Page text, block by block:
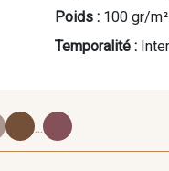
Poids : 100 gr/
Temporalité :
...